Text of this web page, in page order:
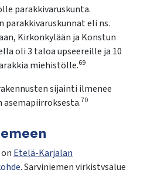
parakkivaruskunta.
eli ns.
Kirkonkylään ja Konstun
oli 3 taloa upseereille ja 10
miehistölle.69
sijainti ilmenee
asemapiirroksesta.70
Etelä-Karjalan
. Sarviniemen virkistysalue